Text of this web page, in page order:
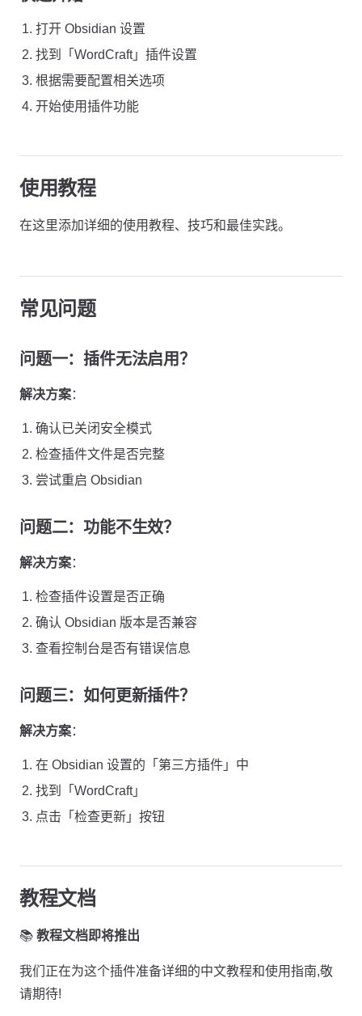
打开 Obsidian 设置
找到「WordCraft」插件设置
根据需要配置相关选项
开始使用插件功能
使用教程
在这里添加详细的使用教程、技巧和最佳实践。
常见问题
问题一：插件无法启用？
解决方案：
确认已关闭安全模式
检查插件文件是否完整
尝试重启 Obsidian
问题二：功能不生效？
解决方案：
检查插件设置是否正确
确认 Obsidian 版本是否兼容
查看控制台是否有错误信息
问题三：如何更新插件？
解决方案：
在 Obsidian 设置的「第三方插件」中
找到「WordCraft」
点击「检查更新」按钮
教程文档
📚 教程文档即将推出
我们正在为这个插件准备详细的中文教程和使用指南,敬
请期待!